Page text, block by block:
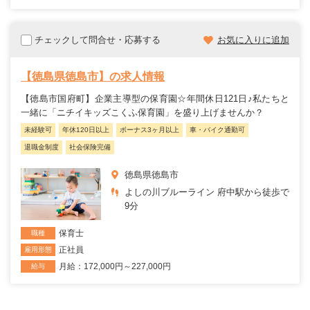
チェックして問合せ・応募する お気に入りに追加
【徳島県徳島市】の求人情報
【徳島市国府町】企業主導型の保育園☆年間休日121日♪私たちと
一緒に「ニチイキッズこくふ保育園」を盛り上げませんか？
未経験可 年休120日以上 ボーナス3ヶ月以上 車・バイク通勤可
退職金制度 社会保険完備
徳島県徳島市
よしの川ブルーライン 府中駅から徒歩で
9分
職種 保育士
雇用形態 正社員
給与 月給：172,000円～227,000円